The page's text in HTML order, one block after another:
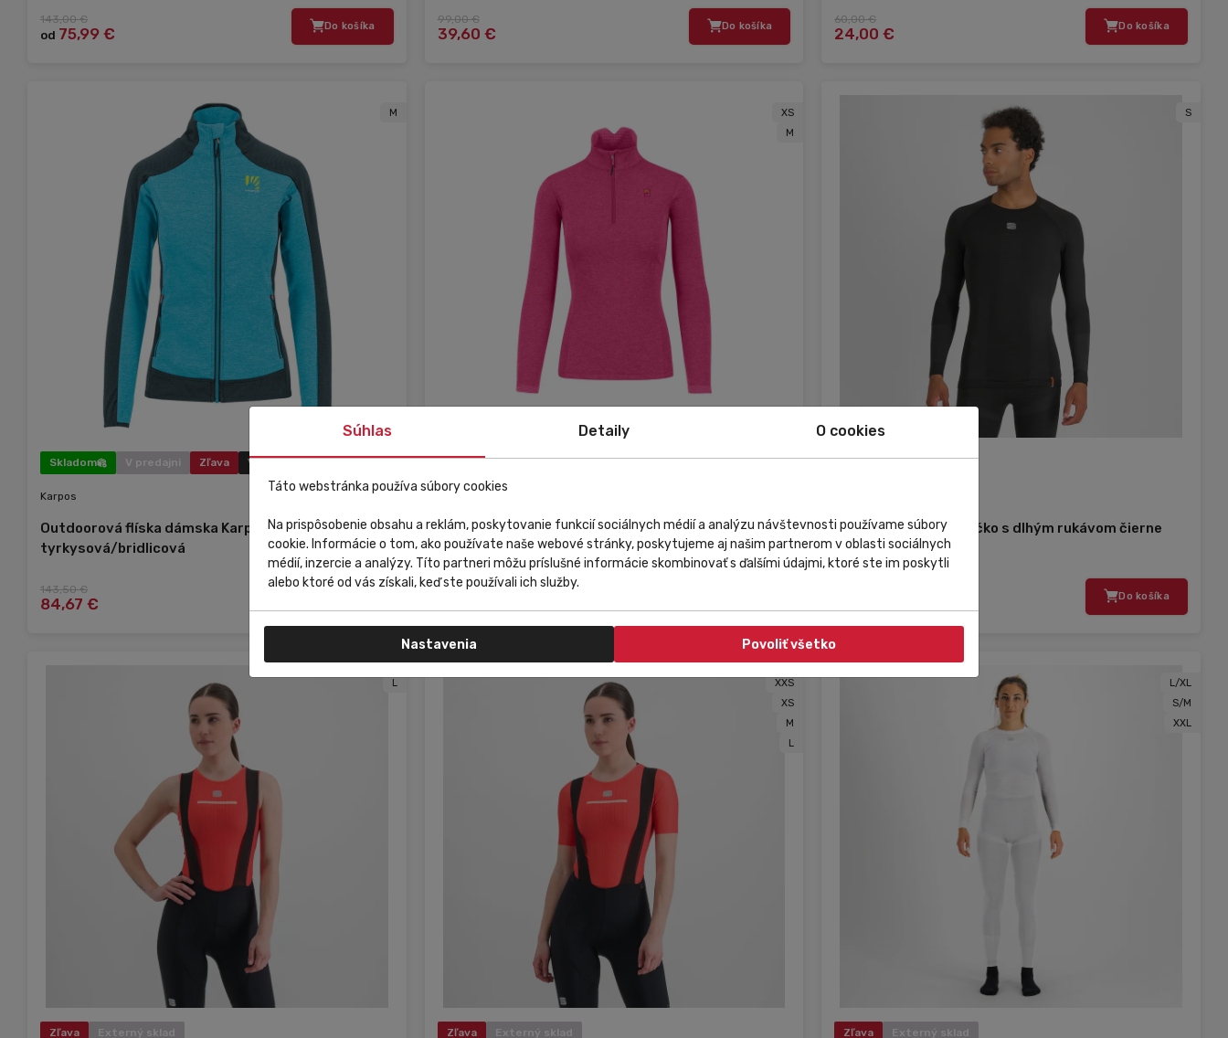
143,00 €
od 75,99 € Do košíka
99,00 €
39,60 € Do košíka
60,00 €
24,00 € Do košíka
M
Skladom V predajni Zľava Výpredaj
Karpos
Outdoorová flíska dámska Karpos Odle
tyrkysová/bridlicová
143,50 €
84,67 €
XS
M
Skladom V predajni Zľava
Karpos
Outdoorová flíska dámska Karpos Pizzocco Half Zip
Flíska ružová
89,00 €
S
Zľava Externý sklad
Sportful 2nd SKIN tričko s dlhým rukávom čierne
Do košíka
L
Zľava Externý sklad
XXS
XS
M
L
Zľava Externý sklad
L/XL
S/M
XXL
Zľava Externý sklad
Súhlas Detaily O cookies
Táto webstránka používa súbory cookies
Na prispôsobenie obsahu a reklám, poskytovanie funkcií sociálnych médií a analýzu návštevnosti používame súbory
cookie. Informácie o tom, ako používate naše webové stránky, poskytujeme aj našim partnerom v oblasti sociálnych
médií, inzercie a analýzy. Títo partneri môžu príslušné informácie skombinovať s ďalšími údajmi, ktoré ste im poskytli
alebo ktoré od vás získali, keď ste používali ich služby.
Nastavenia Povoliť všetko